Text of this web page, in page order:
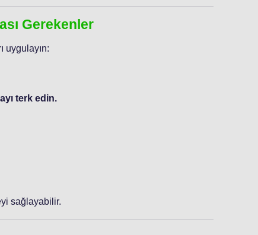
Gerekenler
uygulayın:
terk edin.
sağlayabilir.